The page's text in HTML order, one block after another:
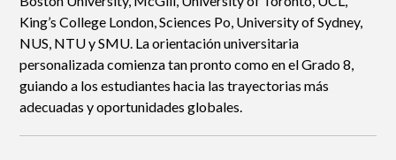
King’s College London, Sciences Po, University of Sydney,
NUS, NTU y SMU. La orientación universitaria
personalizada comienza tan pronto como en el Grado 8,
guiando a los estudiantes hacia las trayectorias más
adecuadas y oportunidades globales.